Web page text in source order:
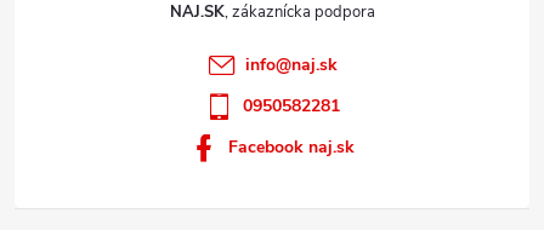
NAJ.SK
info@naj.sk
0950582281
Facebook naj.sk